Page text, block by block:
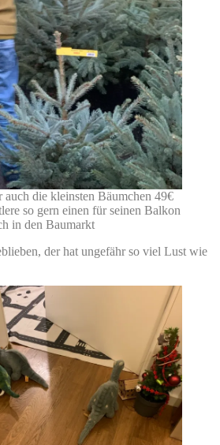
auch die kleinsten Bäumchen 49€
so gern einen für seinen Balkon
in den Baumarkt
der hat ungefähr so viel Lust wie